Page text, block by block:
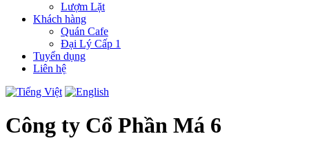
Lượm Lặt
Khách hàng
Quán Cafe
Đại Lý Cấp 1
Tuyển dụng
Liên hệ
Công ty Cổ Phần Má 6